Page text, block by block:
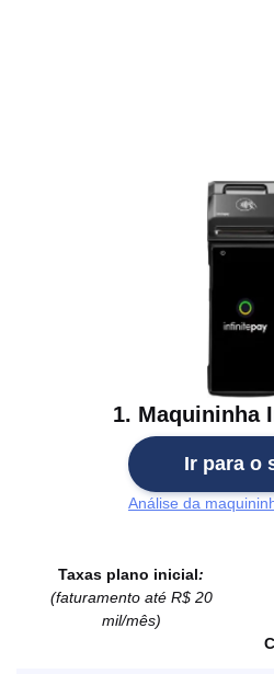
1. Maquininha
Ir para o
Análise da
Taxas plano inicial:
(faturamento até R$ 20
mil/mês)